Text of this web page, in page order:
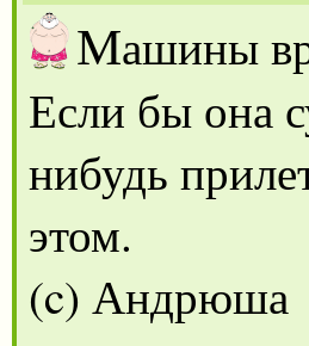
Машины
Если бы она
нибудь
этом.
(c) Андрюша